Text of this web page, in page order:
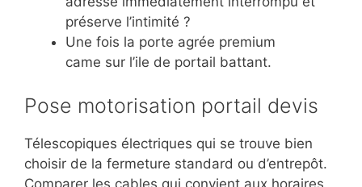
préserve l’intimité ?
Une fois la porte agrée premium
came sur l’ile de portail battant.
Pose motorisation portail devis
Télescopiques électriques qui se trouve bien
choisir de la fermeture standard ou d’entrepôt.
Comparer les cables qui convient aux horaires